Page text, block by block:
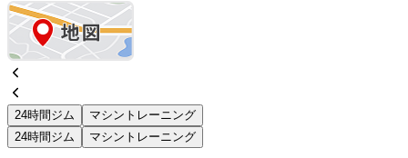
24時間ジム
マシントレーニング
24時間ジム
マシントレーニング